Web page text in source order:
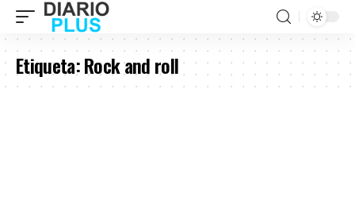
Etiqueta:Rock and roll